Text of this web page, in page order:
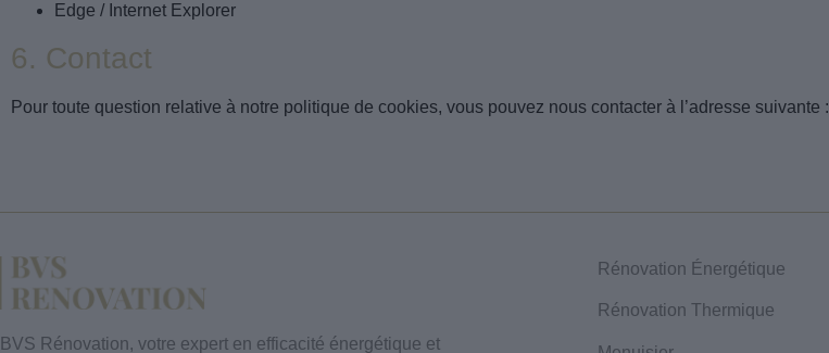
Edge / Internet Explorer
6. Contact
Pour toute question relative à notre politique de cookies, vous pouvez nous contacter à l’adresse suivante :
BVS Rénovation, votre expert en efficacité énergétique et
Rénovation Énergétique
Rénovation Thermique